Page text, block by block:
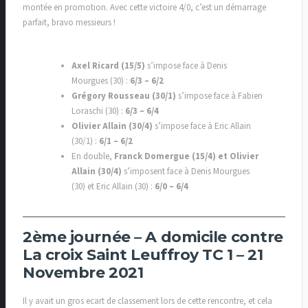
montée en promotion. Avec cette victoire 4/0, c’est un démarrage
parfait, bravo messieurs !
Axel Ricard (15/5) s’impose face à Denis
Mourgues (30) : 6/3 – 6/2
Grégory Rousseau (30/1) s’impose face à Fabien
Loraschi (30) : 6/3 – 6/4
Olivier Allain (30/4) s’impose face à Eric Allain
(30/1) : 6/1 – 6/2
En double, Franck Domergue (15/4) et Olivier
Allain (30/4) s’imposent face à Denis Mourgues
(30) et Eric Allain (30) : 6/0 – 6/4
2ème journée – A domicile contre
La croix Saint Leuffroy TC 1 – 21
Novembre 2021
Il y avait un gros ecart de classement lors de cette rencontre, et cela